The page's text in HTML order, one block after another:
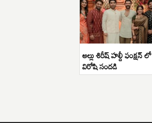
అల్లు శిరీష్ హల్దీ ఫంక్షన్ లో
విరోషి సందడి